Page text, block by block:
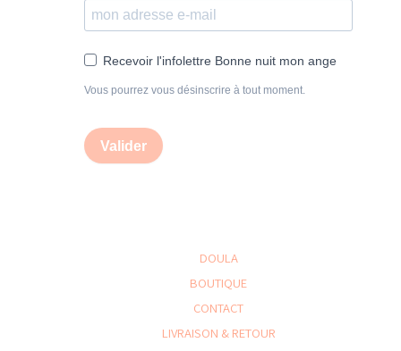
Recevoir l'infolettre Bonne nuit mon ange
Vous pourrez vous désinscrire à tout moment.
Valider
DOULA
BOUTIQUE
CONTACT
LIVRAISON & RETOUR